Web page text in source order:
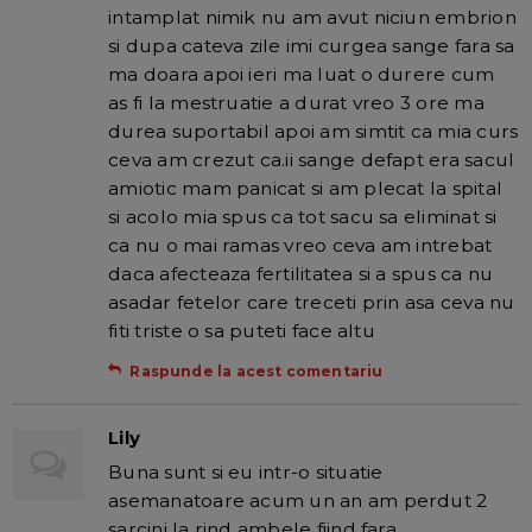
intamplat nimik nu am avut niciun embrion
si dupa cateva zile imi curgea sange fara sa
ma doara apoi ieri ma luat o durere cum
as fi la mestruatie a durat vreo 3 ore ma
durea suportabil apoi am simtit ca mia curs
ceva am crezut ca.ii sange defapt era sacul
amiotic mam panicat si am plecat la spital
si acolo mia spus ca tot sacu sa eliminat si
ca nu o mai ramas vreo ceva am intrebat
daca afecteaza fertilitatea si a spus ca nu
asadar fetelor care treceti prin asa ceva nu
fiti triste o sa puteti face altu
Raspunde la acest comentariu
Lily
Buna sunt si eu intr-o situatie
asemanatoare acum un an am perdut 2